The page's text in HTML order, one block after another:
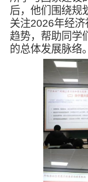
后，他们围绕规
关注2026年经
趋势，帮助同学
的总体发展脉络。